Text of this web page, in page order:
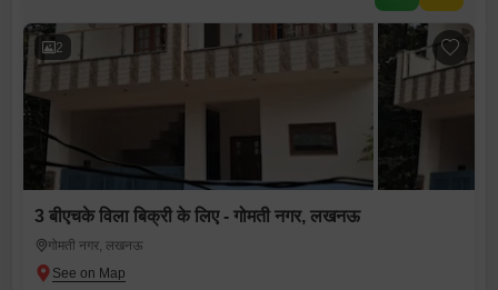
2
3 बीएचके विला बिक्री के लिए - गोमती नगर, लखनऊ
गोमती नगर, लखनऊ